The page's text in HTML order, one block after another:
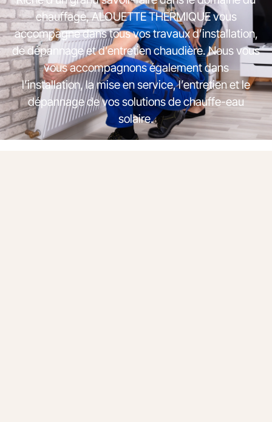
chauffage, ALOUETTE THERMIQUE vous
accompagne dans tous vos travaux d’installation,
de dépannage et d’entretien chaudière. Nous vous
vous accompagnons également dans
l’installation, la mise en service, l’entretien et le
dépannage de vos solutions de chauffe-eau
solaire.